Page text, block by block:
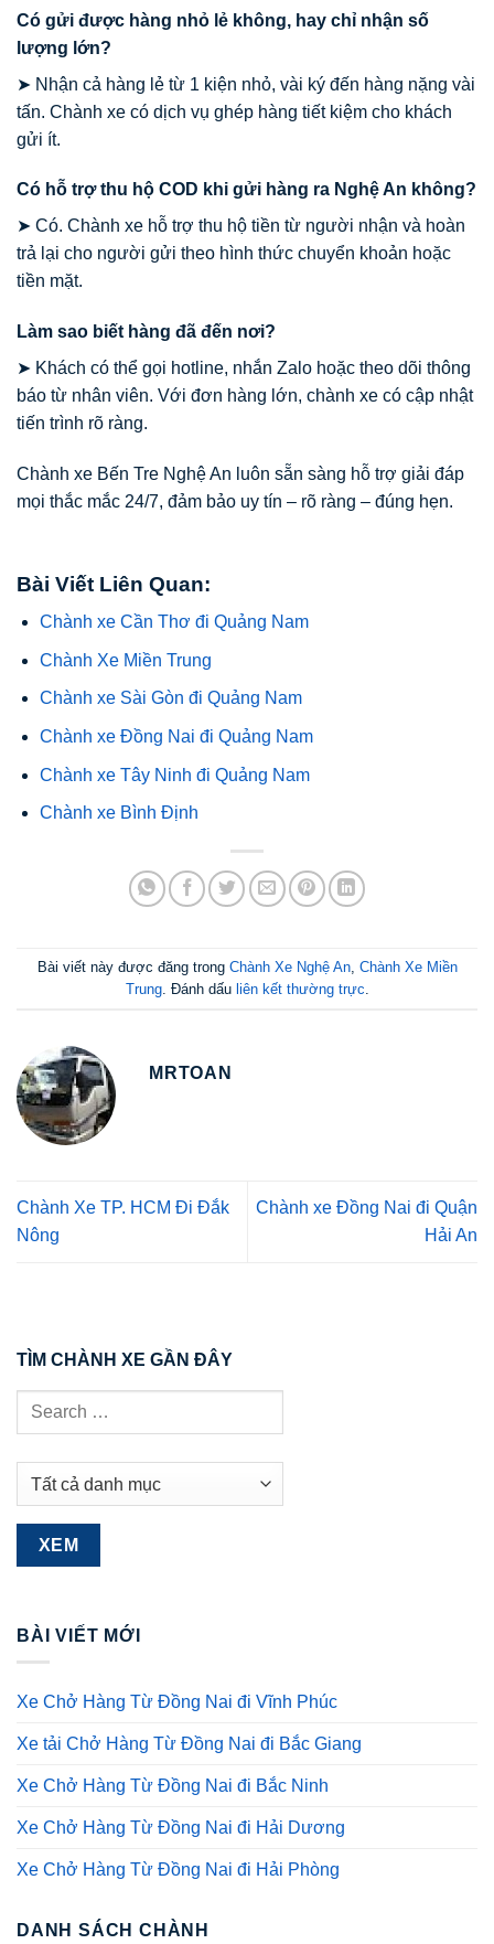
Có gửi được hàng nhỏ lẻ không, hay chỉ nhận số
lượng lớn?
➤ Nhận cả hàng lẻ từ 1 kiện nhỏ, vài ký đến hàng nặng vài
tấn. Chành xe có dịch vụ ghép hàng tiết kiệm cho khách
gửi ít.
Có hỗ trợ thu hộ COD khi gửi hàng ra Nghệ An không?
➤ Có. Chành xe hỗ trợ thu hộ tiền từ người nhận và hoàn
trả lại cho người gửi theo hình thức chuyển khoản hoặc
tiền mặt.
Làm sao biết hàng đã đến nơi?
➤ Khách có thể gọi hotline, nhắn Zalo hoặc theo dõi thông
báo từ nhân viên. Với đơn hàng lớn, chành xe có cập nhật
tiến trình rõ ràng.
Chành xe Bến Tre Nghệ An luôn sẵn sàng hỗ trợ giải đáp
mọi thắc mắc 24/7, đảm bảo uy tín – rõ ràng – đúng hẹn.
Bài Viết Liên Quan:
Chành xe Cần Thơ đi Quảng Nam
Chành Xe Miền Trung
Chành xe Sài Gòn đi Quảng Nam
Chành xe Đồng Nai đi Quảng Nam
Chành xe Tây Ninh đi Quảng Nam
Chành xe Bình Định
Bài viết này được đăng trong Chành Xe Nghệ An, Chành Xe Miền
Trung. Đánh dấu liên kết thường trực
MRTOAN
Chành Xe TP. HCM Đi Đắk
Nông
Chành xe Đồng Nai đi Quận
Hải An
TÌM CHÀNH XE GẦN ĐÂY
BÀI VIẾT MỚI
Xe Chở Hàng Từ Đồng Nai đi Vĩnh Phúc
Xe tải Chở Hàng Từ Đồng Nai đi Bắc Giang
Xe Chở Hàng Từ Đồng Nai đi Bắc Ninh
Xe Chở Hàng Từ Đồng Nai đi Hải Dương
Xe Chở Hàng Từ Đồng Nai đi Hải Phòng
DANH SÁCH CHÀNH